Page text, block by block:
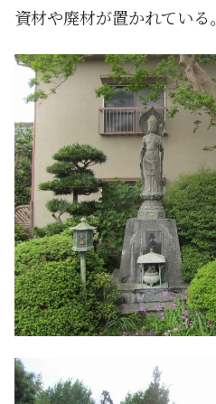
資材や廃材が置かれている。